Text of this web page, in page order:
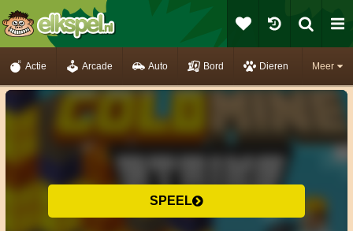
Meer
Actie Arcade Auto Bord Dieren
SPEEL